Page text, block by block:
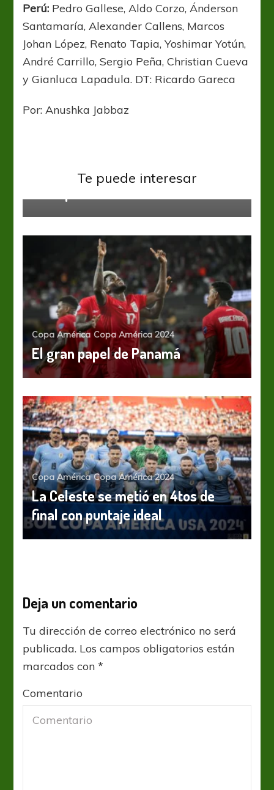
Perú: Pedro Gallese, Aldo Corzo, Ánderson
Santamaría, Alexander Callens, Marcos
Johan López, Renato Tapia, Yoshimar Yotún,
André Carrillo, Sergio Peña, Christian Cueva
y Gianluca Lapadula. DT: Ricardo Gareca
Por: Anushka Jabbaz
Te puede interesar
Brasil sacó la chapa de candidato
en Copa América
Copa América Copa América 2024
El gran papel de Panamá
Copa América Copa América 2024
La Celeste se metió en 4tos de
final con puntaje ideal
Deja un comentario
Tu dirección de correo electrónico no será
publicada. Los campos obligatorios están
marcados con*
Comentario